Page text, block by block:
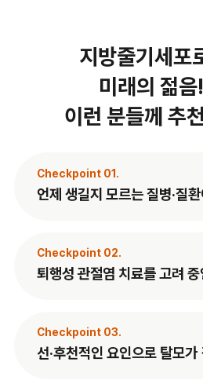
지방줄기세포
미래의 젊
이런 분들께 추
Checkpoint 01.
언제 생길지 모르는 질병·질
Checkpoint 02.
퇴행성 관절염 치료를 고려
Checkpoint 03.
선·후천적인 요인으로 탈모가